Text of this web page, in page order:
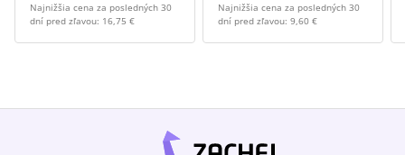
Najnižšia cena za posledných 30
dní pred zľavou: 16,75 €
Najnižšia cena za posledných 30
dní pred zľavou: 9,60 €